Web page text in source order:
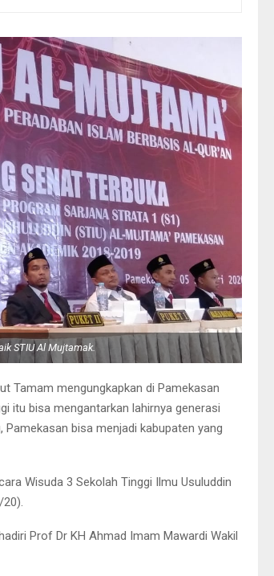
STIU Al Mujtamak.
Tamam mengungkapkan di Pamekasan
itu bisa mengantarkan lahirnya generasi
bisa menjadi kabupaten yang
Wisuda 3 Sekolah Tinggi Ilmu Usuluddin
Prof Dr KH Ahmad Imam Mawardi Wakil